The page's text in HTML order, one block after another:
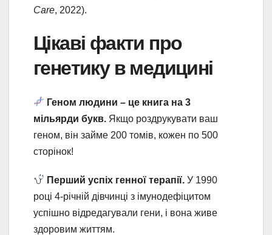
Care, 2022).
Цікаві факти про
генетику в медицині
Геном людини – це книга на 3
мільярди букв. Якщо роздрукувати ваш
геном, він займе 200 томів, кожен по 500
сторінок!
Перший успіх генної терапії. У 1990
році 4-річній дівчинці з імунодефіцитом
успішно відредагували гени, і вона живе
здоровим життям.